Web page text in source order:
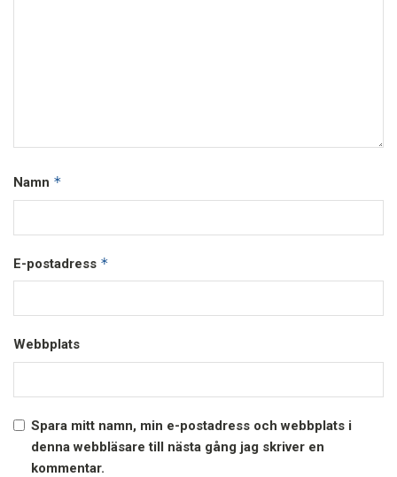
Namn *
E-postadress *
Webbplats
Spara mitt namn, min e-postadress och webbplats i
denna webbläsare till nästa gång jag skriver en
kommentar.